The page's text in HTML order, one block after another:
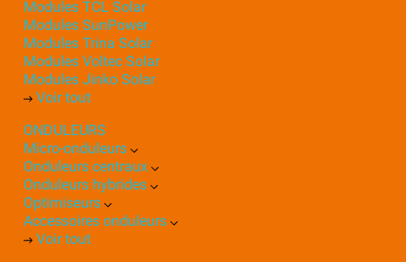
Modules TCL Solar
Modules SunPower
Modules Trina Solar
Modules Voltec Solar
Modules Jinko Solar
Voir tout
ONDULEURS
Micro-onduleurs
Onduleurs centraux
Onduleurs hybrides
Optimiseurs
Accessoires onduleurs
Voir tout